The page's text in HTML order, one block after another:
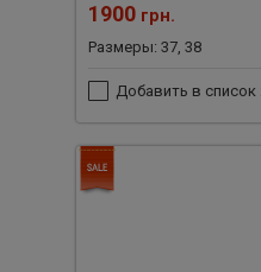
1900 грн.
Размеры: 37, 38
Добавить в список